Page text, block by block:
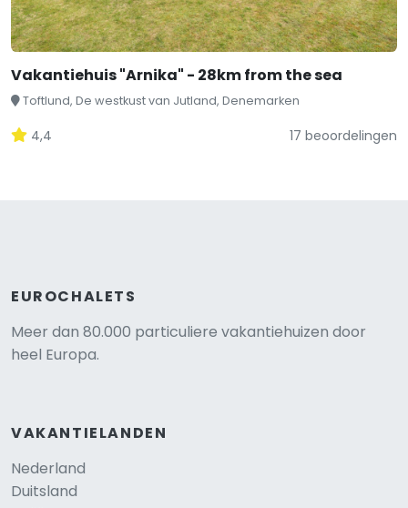
Vakantiehuis "Arnika" - 28km from the sea
Toftlund, De westkust van Jutland, Denemarken
4,4 17 beoordelingen
EUROCHALETS
Meer dan 80.000 particuliere vakantiehuizen door
heel Europa.
VAKANTIELANDEN
Nederland
Duitsland